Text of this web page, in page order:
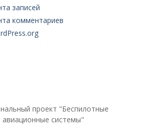
записей
комментариев
проект "Беспилотные
авиационные системы"